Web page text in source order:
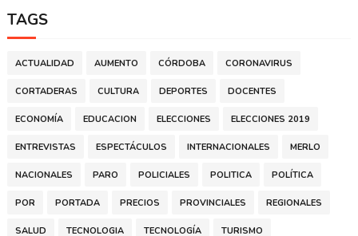
TAGS
ACTUALIDAD AUMENTO CÓRDOBA CORONAVIRUS
CORTADERAS CULTURA DEPORTES DOCENTES
ECONOMÍA EDUCACION ELECCIONES ELECCIONES 2019
ENTREVISTAS ESPECTÁCULOS INTERNACIONALES MERLO
NACIONALES PARO POLICIALES POLITICA POLÍTICA
POR PORTADA PRECIOS PROVINCIALES REGIONALES
SALUD TECNOLOGIA TECNOLOGÍA TURISMO